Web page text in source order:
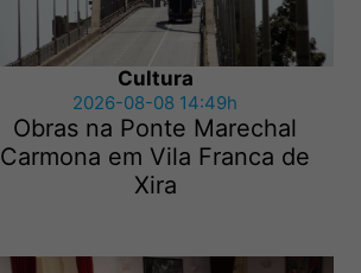
Cultura
2026-08-08 14:49h
Obras na Ponte Marechal
Carmona em Vila Franca de
Xira